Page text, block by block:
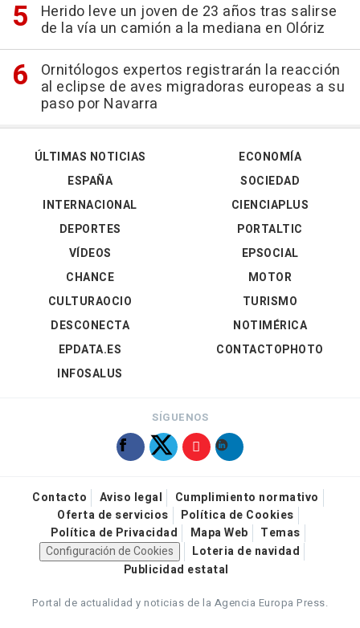
Herido leve un joven de 23 años tras salirse
de la vía un camión a la mediana en Olóriz
Ornitólogos expertos registrarán la reacción
al eclipse de aves migradoras europeas a su
paso por Navarra
ÚLTIMAS NOTICIAS
ESPAÑA
INTERNACIONAL
DEPORTES
VÍDEOS
ECONOMÍA
SOCIEDAD
CIENCIAPLUS
PORTALTIC
EPSOCIAL
CHANCE
CULTURAOCIO
DESCONECTA
EPDATA.ES
INFOSALUS
MOTOR
TURISMO
NOTIMÉRICA
CONTACTOPHOTO
SÍGUENOS
Contacto Aviso legal
Cumplimiento normativo
Oferta de servicios
Política de Cookies
Política de Privacidad
Mapa Web
Temas
Configuración de Cookies
Loteria de navidad
Publicidad estatal
Portal de actualidad y noticias de la Agencia Europa Press.